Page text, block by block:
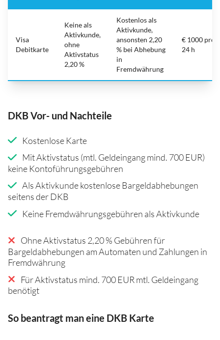
Visa
Debitkarte
Keine als
Aktivkunde,
ohne
Aktivstatus
2,20 %
Kostenlos als
Aktivkunde,
ansonsten 2,20
% bei Abhebung
in
Fremdwährung
€ 1000 pro
24 h
DKB Vor- und Nachteile
Kostenlose Karte
Mit Aktivstatus (mtl. Geldeingang mind. 700 EUR)
keine Kontoführungsgebühren
Als Aktivkunde kostenlose Bargeldabhebungen
seitens der DKB
Keine Fremdwährungsgebühren als Aktivkunde
Ohne Aktivstatus 2,20 % Gebühren für
Bargeldabhebungen am Automaten und Zahlungen in
Fremdwährung
Für Aktivstatus mind. 700 EUR mtl. Geldeingang
benötigt
So beantragt man eine DKB Karte